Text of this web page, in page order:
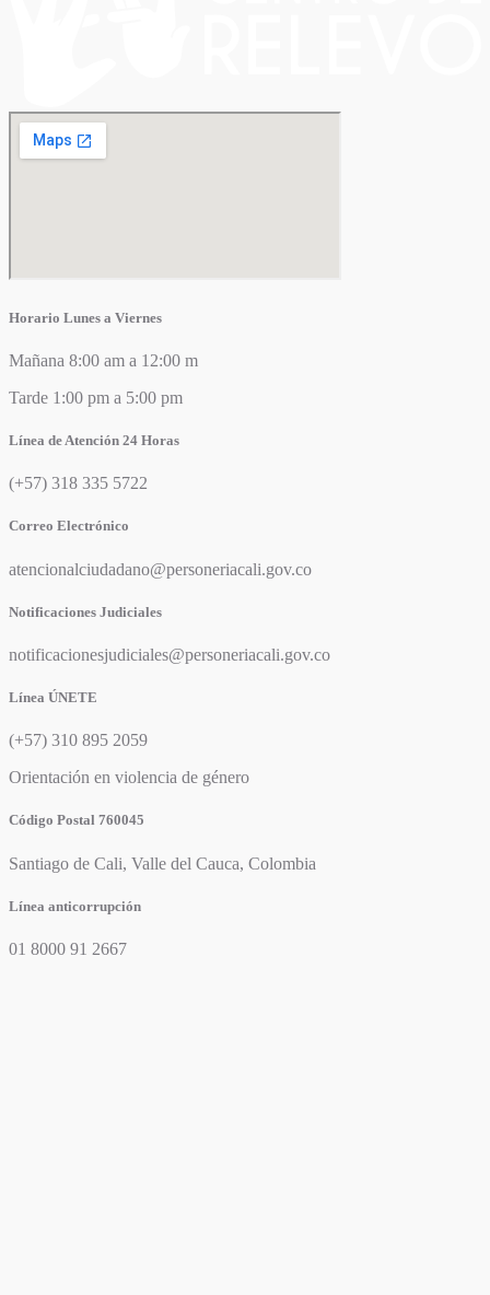
Horario Lunes a Viernes
Mañana 8:00 am a 12:00 m
Tarde 1:00 pm a 5:00 pm
Línea de Atención 24 Horas
(+57) 318 335 5722
Correo Electrónico
atencionalciudadano@personeriacali.gov.co
Notificaciones Judiciales
notificacionesjudiciales@personeriacali.gov.co
Línea ÚNETE
(+57) 310 895 2059
Orientación en violencia de género
Código Postal 760045
Santiago de Cali, Valle del Cauca, Colombia
Línea anticorrupción
01 8000 91 2667